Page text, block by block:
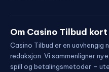
Om Casino Tilbud
Casino Tilbud er en uavhengig
redaksjon. Vi sammenligner
spill og betalingsmetoder –